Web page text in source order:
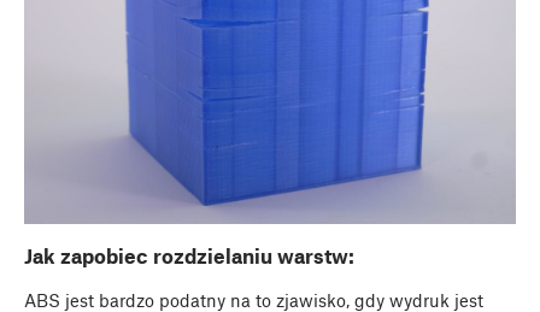
Jak zapobiec rozdzielaniu warstw:
ABS jest bardzo podatny na to zjawisko, gdy wydruk jest